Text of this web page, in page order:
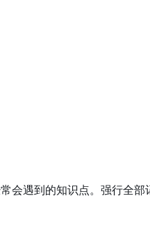
遇到的知识点。强行全部